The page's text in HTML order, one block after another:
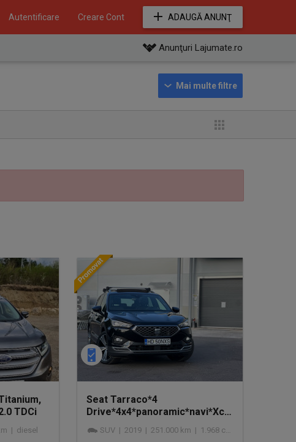
Autentificare Creare Cont ADAUGĂ ANUNŢ
Anunţuri Lajumate.ro
TDCi
| diesel
Seat Tarraco*4
Drive*4x4*panoramic*navi*Xcellence*7
locuri*BiXenon*factura*2.0 d
SUV | 2019 | 251.000 km | 1.968 cmc | diesel